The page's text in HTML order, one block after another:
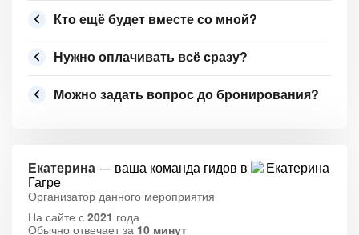
Кто ещё будет вместе со мной?
Нужно оплачивать всё сразу?
Можно задать вопрос до бронирования?
Екатерина— ваша команда гидов в
Гагре
Организатор данного мероприятия
На сайте с 2021 года
Обычно отвечает за 10 минут